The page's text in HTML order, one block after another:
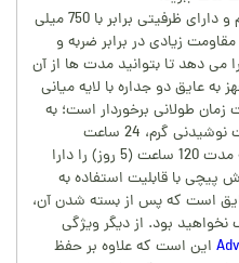
این محصول از جنس فولاد بسیار با دوام و دارای ظرفیتی برابر با 750 میلی
زیادی در برابر ضربه و
می دهد تا بتوانید مدت ها از آن
به عایق دو جداره با لایه میانی
طولانی برخوردار است؛ به
این صورت که قابلیت نگهداری 24 ساعت نوشیدنی گرم، 24 ساعت
نوشیدنی خنک و نگهداری قطعات یخ به مدت 120 ساعت (5 روز) را دارا
با قابلیت استفاده به
است که پس از بسته شدن آن،
بود. از دیگر ویژگی
این است که علاوه بر حفظ